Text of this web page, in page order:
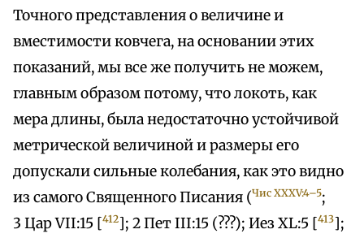
Точного представления о величине и
вместимости ковчега, на основании этих
показаний, мы все же получить не можем,
главным образом потому, что локоть, как
мера длины, была недостаточно устойчивой
метрической величиной и размеры его
допускали сильные колебания, как это видно
из самого Священного Писания (Чис XXXV:4–5;
3 Цар VII:15 [412]; 2 Пет III:15 (???); Иез XL:5 [413];